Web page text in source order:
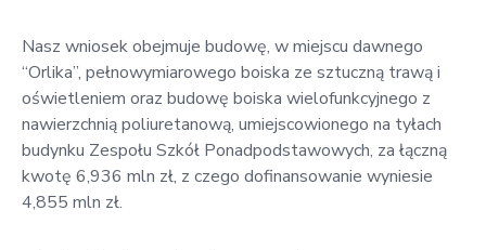
Nasz wniosek obejmuje budowę, w miejscu dawnego
“Orlika”, pełnowymiarowego boiska ze sztuczną trawą i
oświetleniem oraz budowę boiska wielofunkcyjnego z
nawierzchnią poliuretanową, umiejscowionego na tyłach
budynku Zespołu Szkół Ponadpodstawowych, za łączną
kwotę 6,936 mln zł, z czego dofinansowanie wyniesie
4,855 mln zł.